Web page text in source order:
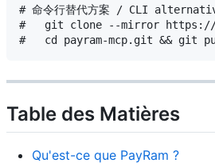
# 命令行替代方案 / CLI
#   git clone --mirror https://
Table des Matières
Qu'est-ce que PayRam ?